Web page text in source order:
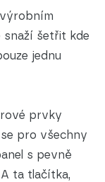
snaží šetřit kde
jednu
prvky
pro všechny
s pevně
ta tlačítka,